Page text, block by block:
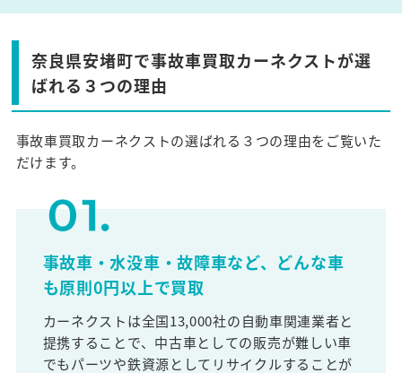
奈良県安堵町で事故車買取カーネクストが選
ばれる３つの理由
事故車買取カーネクストの選ばれる３つの理由をご覧いた
だけます。
事故車・水没車・故障車など、どんな車
も原則0円以上で買取
カーネクストは全国13,000社の自動車関連業者と
提携することで、中古車としての販売が難しい車
でもパーツや鉄資源としてリサイクルすることが